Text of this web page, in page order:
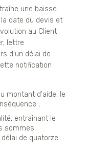
une baisse
date du devis et
au Client
lettre
d'un délai de
notification
montant d'aide, le
;
entraînant le
sommes
de quatorze